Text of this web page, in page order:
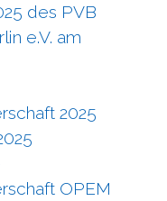
des PVB
e.V. am
2025
OPEM